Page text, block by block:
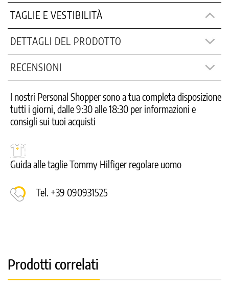
TAGLIE E VESTIBILITÀ
DETTAGLI DEL PRODOTTO
RECENSIONI
I nostri Personal Shopper sono a tua completa disposizione
tutti i giorni, dalle 9:30 alle 18:30 per informazioni e
consigli sui tuoi acquisti
Guida alle taglie Tommy Hilfiger regolare uomo
Tel. +39 090931525
Prodotti correlati